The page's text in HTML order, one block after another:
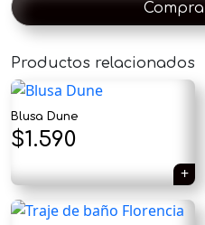
Productos relacionados
Blusa Dune
El
precio
original
$1.590El
precio
actual